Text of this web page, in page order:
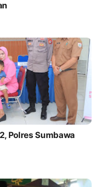
Polres Sumbawa